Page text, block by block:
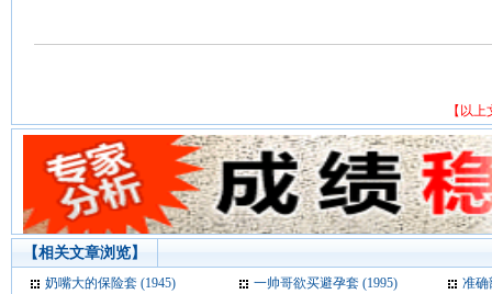
【以
【相关文章浏览】
奶嘴大的保险套 (1945) 一帅哥欲买避孕套 (1995)
准确